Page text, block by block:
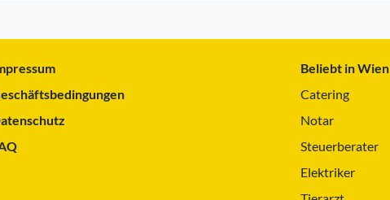
Beliebt in Wien
Catering
Notar
Steuerberater
Elektriker